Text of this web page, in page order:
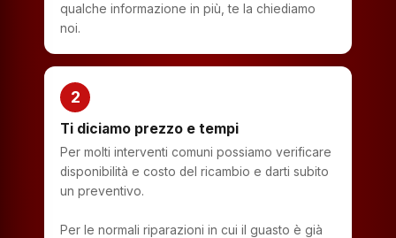
qualche informazione in più, te la chiediamo
noi.
2
Ti diciamo prezzo e tempi
Per molti interventi comuni possiamo verificare
disponibilità e costo del ricambio e darti subito
un preventivo.
Per le normali riparazioni in cui il guasto è già